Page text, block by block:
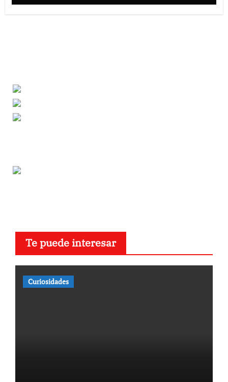
Te puede interesar
Curiosidades